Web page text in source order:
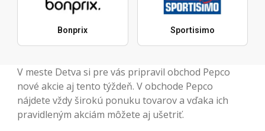
Bonprix Sportisimo
V meste Detva si pre vás pripravil obchod Pepco
nové akcie aj tento týždeň. V obchode Pepco
nájdete vždy širokú ponuku tovarov a vďaka ich
pravidleným akciám môžete aj ušetriť.